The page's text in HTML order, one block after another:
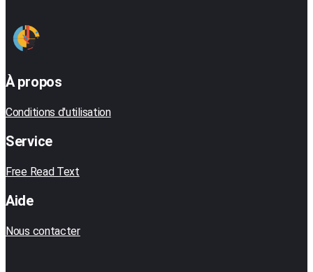
À propos
Conditions d'utilisation
Service
Free Read Text
Aide
Nous contacter